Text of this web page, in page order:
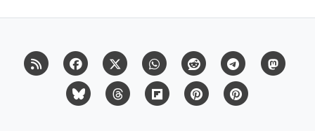
RSS FacebookX (Twitter)Whatsapp Reddit Telegram
Bluesky Threads Flipboard Pinterest